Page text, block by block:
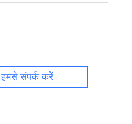
हमसे संपर्क करें